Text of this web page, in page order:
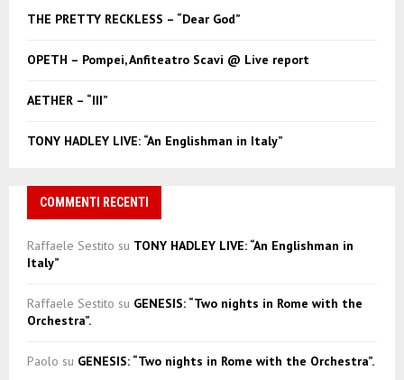
THE PRETTY RECKLESS – “Dear God”
OPETH – Pompei, Anfiteatro Scavi @ Live report
AETHER – “III”
TONY HADLEY LIVE: “An Englishman in Italy”
COMMENTI RECENTI
Raffaele Sestito su TONY HADLEY LIVE: “An Englishman in
Italy”
Raffaele Sestito su GENESIS: “Two nights in Rome with the
Orchestra”.
Paolo su GENESIS: “Two nights in Rome with the Orchestra”.